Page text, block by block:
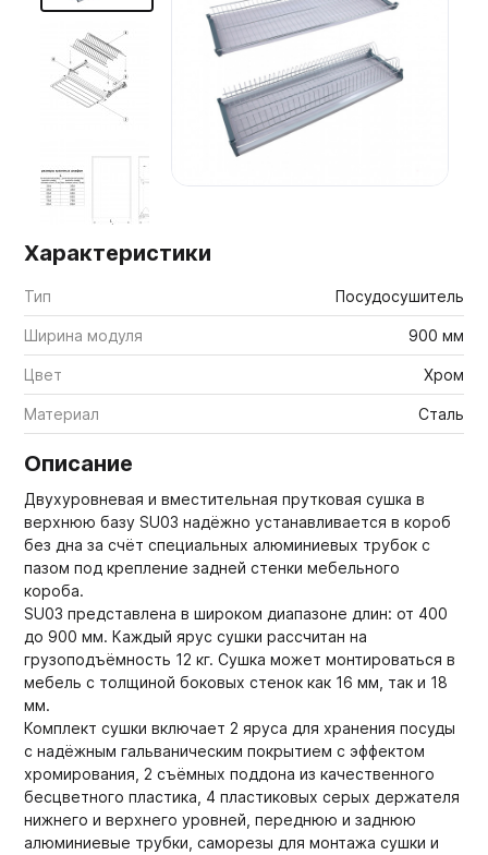
Мебельные образцы, каталоги
Характеристики
Тип Посудосушитель
Ширина модуля 900 мм
Цвет Хром
Материал Сталь
Описание
Двухуровневая и вместительная прутковая сушка в
верхнюю базу SU03 надёжно устанавливается в короб
без дна за счёт специальных алюминиевых трубок с
пазом под крепление задней стенки мебельного
короба.
SU03 представлена в широком диапазоне длин: от 400
до 900 мм. Каждый ярус сушки рассчитан на
грузоподъёмность 12 кг. Сушка может монтироваться в
мебель с толщиной боковых стенок как 16 мм, так и 18
мм.
Комплект сушки включает 2 яруса для хранения посуды
с надёжным гальваническим покрытием с эффектом
хромирования, 2 съёмных поддона из качественного
бесцветного пластика, 4 пластиковых серых держателя
нижнего и верхнего уровней, переднюю и заднюю
алюминиевые трубки, саморезы для монтажа сушки и